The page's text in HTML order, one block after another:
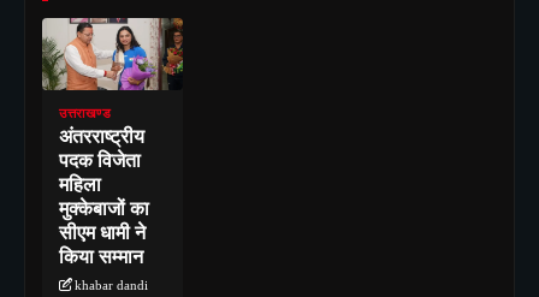
उत्तराखण्ड
अंतरराष्ट्रीय
पदक विजेता
महिला
मुक्केबाजों का
सीएम धामी ने
किया सम्मान
khabar dandi